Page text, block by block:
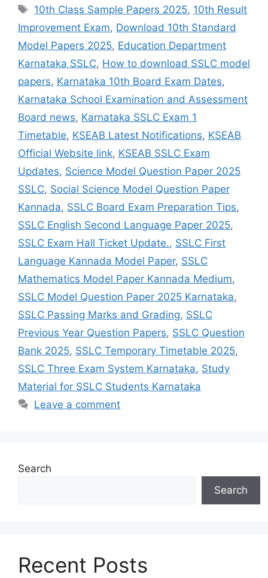
Tags
10th Class Sample Papers 2025, 10th Result
Improvement Exam, Download 10th Standard
Model Papers 2025, Education Department
Karnataka SSLC, How to download SSLC model
papers, Karnataka 10th Board Exam Dates,
Karnataka School Examination and Assessment
Board news, Karnataka SSLC Exam 1
Timetable, KSEAB Latest Notifications, KSEAB
Official Website link, KSEAB SSLC Exam
Updates, Science Model Question Paper 2025
SSLC, Social Science Model Question Paper
Kannada, SSLC Board Exam Preparation Tips,
SSLC English Second Language Paper 2025,
SSLC Exam Hall Ticket Update., SSLC First
Language Kannada Model Paper, SSLC
Mathematics Model Paper Kannada Medium,
SSLC Model Question Paper 2025 Karnataka,
SSLC Passing Marks and Grading, SSLC
Previous Year Question Papers, SSLC Question
Bank 2025, SSLC Temporary Timetable 2025,
SSLC Three Exam System Karnataka, Study
Material for SSLC Students Karnataka
Leave a comment
Search
Search
Recent Posts